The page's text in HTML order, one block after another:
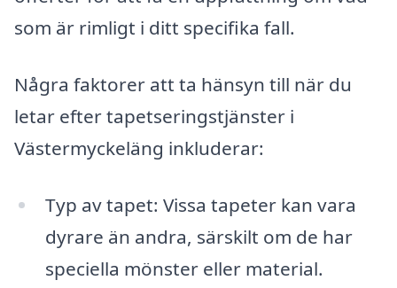
som är rimligt i ditt specifika fall.
Några faktorer att ta hänsyn till när du
letar efter tapetseringstjänster i
Västermyckeläng inkluderar:
Typ av tapet: Vissa tapeter kan vara
dyrare än andra, särskilt om de har
speciella mönster eller material.